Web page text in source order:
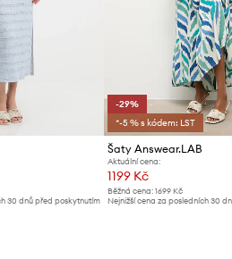
30 dnů před poskytnutím
-29%
*-5 % s kódem: LST
Šaty Answear.LAB
Aktuální cena:
1199 Kč
Běžná cena:1699 Kč
Nejnižší cena za posledních 30